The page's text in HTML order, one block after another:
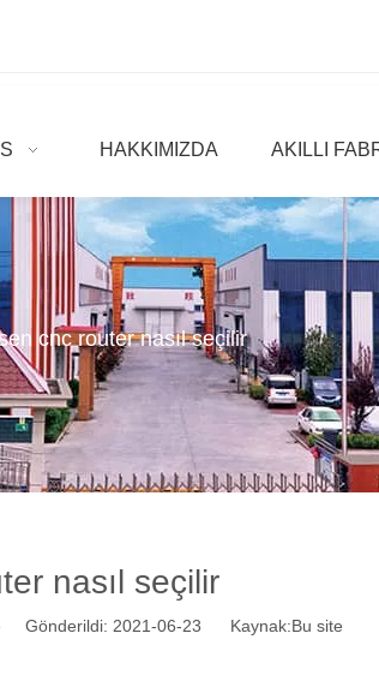
HAKKIMIZDA AKILLI
cnc router nasıl seçilir
nasıl seçilir
Gönderildi: 2021-06-23 Kaynak:Bu site